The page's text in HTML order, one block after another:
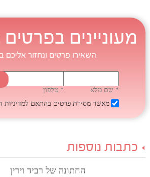
מעוניינים
השאירו פרטים ונחזור
* שם מלא
* טלפון
מאשר מסירת פרטים בהתאם למדיניות
כתבות נוספות
החתונה של רביד וירין